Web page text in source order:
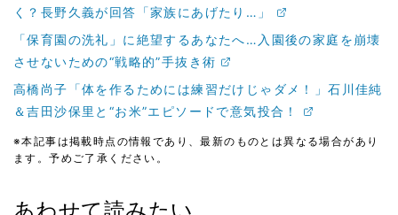
く？長野久義が回答「家族にあげたり…」
「保育園の洗礼」に絶望するあなたへ…入園後の家庭を崩壊
させないための“戦略的”手抜き術
高橋尚子「体を作るためには練習だけじゃダメ！」石川佳純
＆吉田沙保里と“お米”エピソードで意気投合！
※本記事は掲載時点の情報であり、最新のものとは異なる場合があり
ます。予めご了承ください。
あわせて読みたい